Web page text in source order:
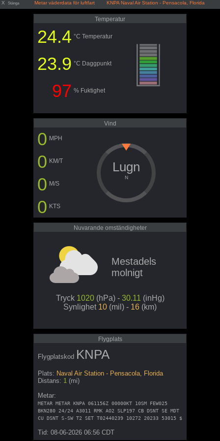
X Stänga Metar väderdata för luftfart KNPA Naval Air Station - Pensacola, Florida
Temperatur
24.4 °C Temperatur
23.9 °C Daggpunkt
97 % Fuktighet
Vind
0 MPH
0 KM/T
0 M/S
0 KTS
Lugn
N
Nuvarande omständigheter
Mestadels
molnigt
Tryck 1020 (hPa) - 30.11 (inHg)
Synlighet 10 (mil) - 16 (km)
Flygplats
Flygplatskod KNPA
Plats: Naval Air Station - Pensacola, Florida
Distans: 1 (mi)
Metar:
METAR METAR KNPA 061156Z 00000KT 10SM FEW025
BKN280 24/24 A3011 RMK AO2 SLP197 CB DSNT SE MDT
CU DSNT S-SW T2 SET T02440239 10272 20233 53015 $
Tid: 08-06-2026 06:56 CDT